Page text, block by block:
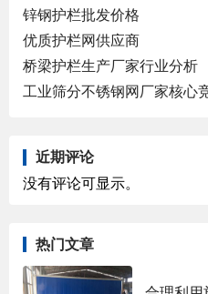
锌钢护栏批发价格
优质护栏网供应商
桥梁护栏生产厂家行业分析
工业筛分不锈钢网厂家核心
近期评论
没有评论可显示。
热门文章